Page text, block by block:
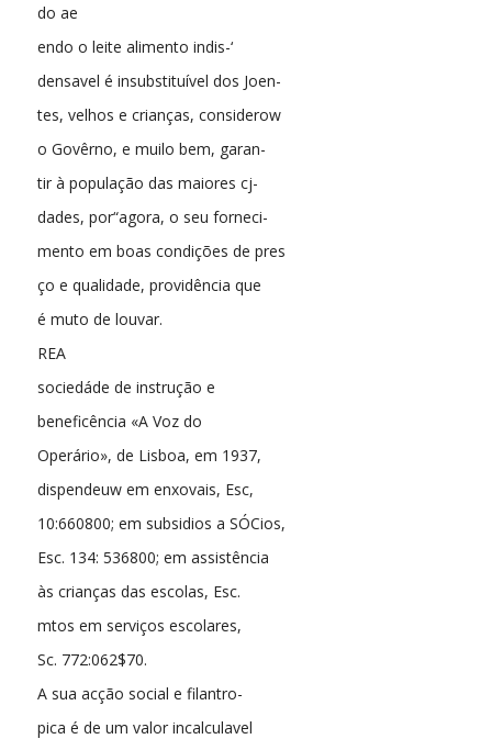
do ae
endo o leite alimento indis-‘
densavel é insubstituível dos Joen-
tes, velhos e crianças, considerow
o Govêrno, e muilo bem, garan-
tir à população das maiores cj-
dades, por“agora, o seu forneci-
mento em boas condições de pres
ço e qualidade, providência que
é muto de louvar.
REA
sociedáde de instrução e
beneficência «A Voz do
Operário», de Lisboa, em 1937,
dispendeuw em enxovais, Esc,
10:660800; em subsidios a SÓCios,
Esc. 134: 536800; em assistência
às crianças das escolas, Esc.
mtos em serviços escolares,
Sc. 772:062$70.
A sua acção social e filantro-
pica é de um valor incalculavel